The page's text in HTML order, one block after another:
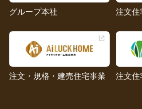
グループ本社 注文住
注文・規格・建売住宅事業 注文住